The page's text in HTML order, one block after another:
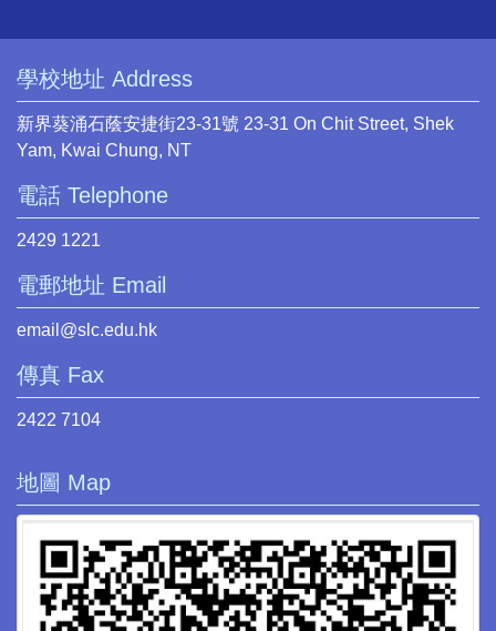
學校地址 Address
新界葵涌石蔭安捷街23-31號 23-31 On Chit Street, Shek
Yam, Kwai Chung, NT
電話 Telephone
2429 1221
電郵地址 Email
email@slc.edu.hk
傳真 Fax
2422 7104
地圖 Map